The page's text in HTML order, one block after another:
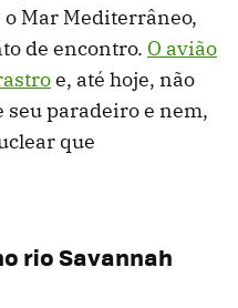
Mar Mediterrâneo,
de encontro. O avião
e, até hoje, não
paradeiro e nem,
que
rio Savannah